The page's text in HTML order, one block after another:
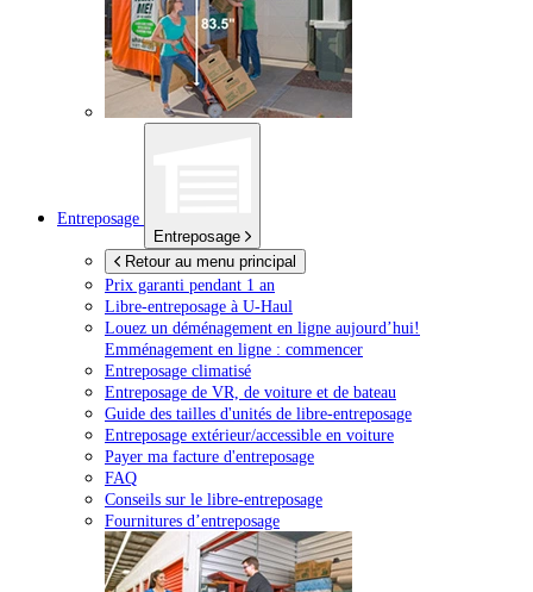
Entreposage
Entreposage
Retour au menu principal
Prix garanti pendant 1 an
Libre-entreposage à U-Haul
Louez un déménagement en ligne aujourd’hui!
Emménagement en ligne : commencer
Entreposage climatisé
Entreposage de VR, de voiture et de bateau
Guide des tailles d'unités de libre-entreposage
Entreposage extérieur/accessible en voiture
Payer ma facture d'entreposage
FAQ
Conseils sur le libre-entreposage
Fournitures d’entreposage